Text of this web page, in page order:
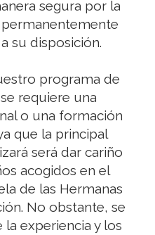
segura por la
su disposición.
programa de
requiere una
o una formación
que la principal
será dar cariño
acogidos en el
de las Hermanas
No obstante, se
experiencia y los